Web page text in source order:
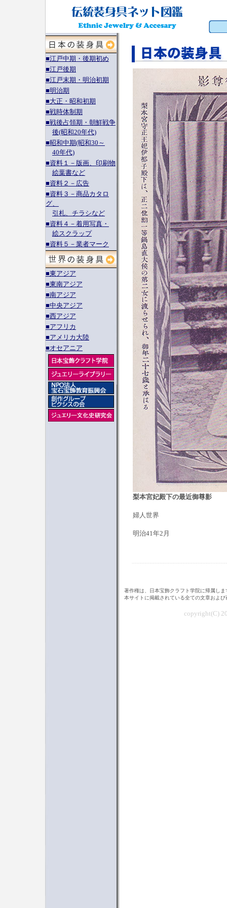
梨本宮妃殿下の最近御尊影
婦人世界
明治41年2月
著作権は、日本宝飾クラフト学院に帰属しま
本サイトに掲載されている全ての文章およ
copyright(C)
■江戸中期・後期初め
■江戸後期
■江戸末期・明治初期
■明治期
■大正・昭和初期
■戦時体制期
■戦後占領期・朝鮮戦争
後(昭和20年代)
■昭和中期(昭和30～
40年代)
■資料１－版画、印刷物
絵葉書など
■資料２－広告
■資料３－商品カタロ
グ、
引札、チラシなど
■資料４－着用写真・
絵スクラップ
■資料５－業者マーク
■東アジア
■東南アジア
■南アジア
■中央アジア
■西アジア
■アフリカ
■アメリカ大陸
■オセアニア